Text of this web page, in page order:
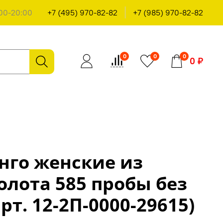
20:00 +7 (495) 970-82-82 +7 (985) 970-82-82
0 0 0 0 ₽
женские из
585 пробы без
12-2П-0000-29615)